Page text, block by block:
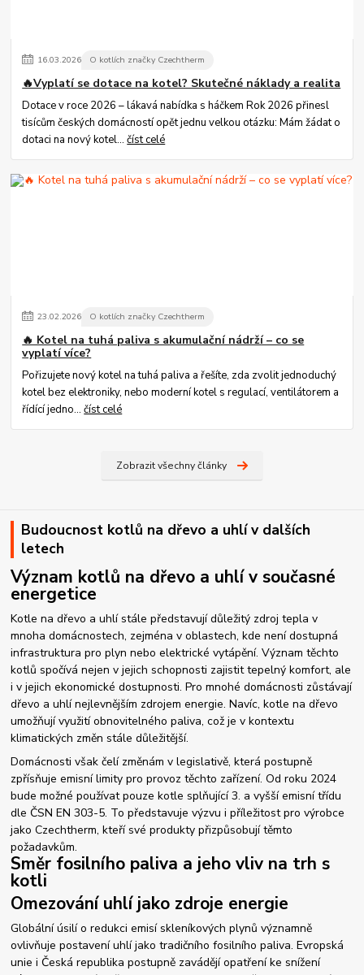
16.03.2026 O kotlích značky Czechtherm
🔥Vyplatí se dotace na kotel? Skutečné náklady a realita
Dotace v roce 2026 – lákavá nabídka s háčkem Rok 2026 přinesl
tisícům českých domácností opět jednu velkou otázku: Mám žádat o
dotaci na nový kotel...číst celé
23.02.2026 O kotlích značky Czechtherm
🔥 Kotel na tuhá paliva s akumulační nádrží – co se
vyplatí více?
Pořizujete nový kotel na tuhá paliva a řešíte, zda zvolit jednoduchý
kotel bez elektroniky, nebo moderní kotel s regulací, ventilátorem a
řídící jedno...číst celé
Zobrazit všechny články
Budoucnost kotlů na dřevo a uhlí v dalších
letech
Význam kotlů na dřevo a uhlí v současné
energetice
Kotle na dřevo a uhlí stále představují důležitý zdroj tepla v
mnoha domácnostech, zejména v oblastech, kde není dostupná
infrastruktura pro plyn nebo elektrické vytápění. Význam těchto
kotlů spočívá nejen v jejich schopnosti zajistit tepelný komfort, ale
i v jejich ekonomické dostupnosti. Pro mnohé domácnosti zůstávají
dřevo a uhlí nejlevnějším zdrojem energie. Navíc, kotle na dřevo
umožňují využití obnovitelného paliva, což je v kontextu
klimatických změn stále důležitější.
Domácnosti však čelí změnám v legislativě, která postupně
zpřísňuje emisní limity pro provoz těchto zařízení. Od roku 2024
bude možné používat pouze kotle splňující 3. a vyšší emisní třídu
dle ČSN EN 303-5. To představuje výzvu i příležitost pro výrobce
jako Czechtherm, kteří své produkty přizpůsobují těmto
požadavkům.
Směr fosilního paliva a jeho vliv na trh s
kotli
Omezování uhlí jako zdroje energie
Globální úsilí o redukci emisí skleníkových plynů významně
ovlivňuje postavení uhlí jako tradičního fosilního paliva. Evropská
unie i Česká republika postupně zavádějí opatření ke snížení